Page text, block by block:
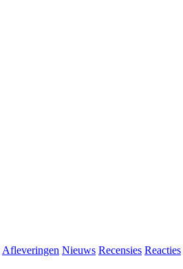
Afleveringen Nieuws Recensies Reacties